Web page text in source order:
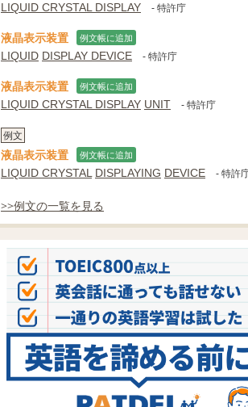
LIQUID CRYSTAL DISPLAY - 特許庁
液晶表示装置 例文帳に追加
LIQUID DISPLAY DEVICE - 特許庁
液晶表示装置 例文帳に追加
LIQUID CRYSTAL DISPLAY UNIT - 特許庁
例文
液晶表示装置 例文帳に追加
LIQUID CRYSTAL DISPLAYING DEVICE - 特許
>>例文の一覧を見る